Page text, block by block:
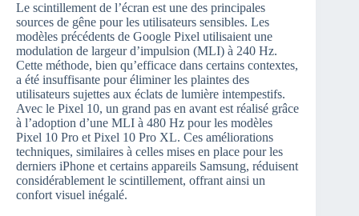
Le scintillement de l’écran est une des principales
sources de gêne pour les utilisateurs sensibles. Les
modèles précédents de Google Pixel utilisaient une
modulation de largeur d’impulsion (MLI) à 240 Hz.
Cette méthode, bien qu’efficace dans certains contextes,
a été insuffisante pour éliminer les plaintes des
utilisateurs sujettes aux éclats de lumière intempestifs.
Avec le Pixel 10, un grand pas en avant est réalisé grâce
à l’adoption d’une MLI à 480 Hz pour les modèles
Pixel 10 Pro et Pixel 10 Pro XL. Ces améliorations
techniques, similaires à celles mises en place pour les
derniers iPhone et certains appareils Samsung, réduisent
considérablement le scintillement, offrant ainsi un
confort visuel inégalé.